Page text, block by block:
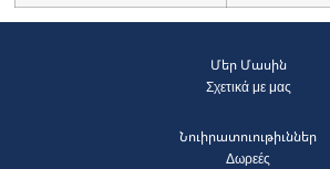
Մեր Մասին
Σχετικά με μας
Նուիրատուութիւններ
Δωρεές